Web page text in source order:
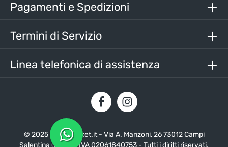
Linea telefonica di assistenza
Pagamenti e Spedizioni
Termini di Servizio
© 2025 - Toolmarket.it - Via A. Manzoni, 26 73012 Campi
Salentina (LE) - P. IVA 02061840753 - Tutti i diritti riservati.